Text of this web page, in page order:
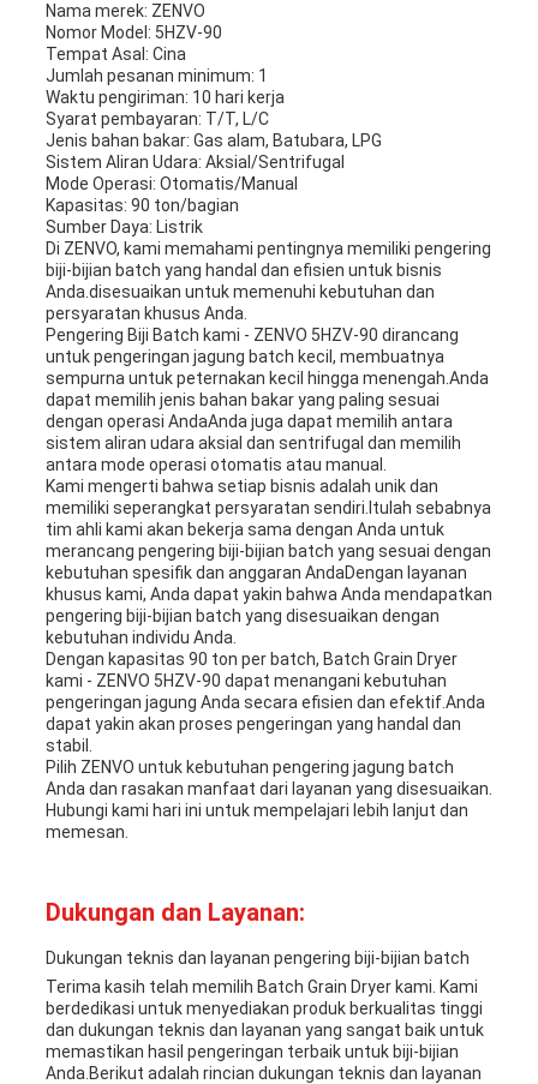
Nama merek: ZENVO
Nomor Model: 5HZV-90
Tempat Asal: Cina
Jumlah pesanan minimum: 1
Waktu pengiriman: 10 hari kerja
Syarat pembayaran: T/T, L/C
Jenis bahan bakar: Gas alam, Batubara, LPG
Sistem Aliran Udara: Aksial/Sentrifugal
Mode Operasi: Otomatis/Manual
Kapasitas: 90 ton/bagian
Sumber Daya: Listrik
Di ZENVO, kami memahami pentingnya memiliki pengering
biji-bijian batch yang handal dan efisien untuk bisnis
Anda.disesuaikan untuk memenuhi kebutuhan dan
persyaratan khusus Anda.
Pengering Biji Batch kami - ZENVO 5HZV-90 dirancang
untuk pengeringan jagung batch kecil, membuatnya
sempurna untuk peternakan kecil hingga menengah.Anda
dapat memilih jenis bahan bakar yang paling sesuai
dengan operasi AndaAnda juga dapat memilih antara
sistem aliran udara aksial dan sentrifugal dan memilih
antara mode operasi otomatis atau manual.
Kami mengerti bahwa setiap bisnis adalah unik dan
memiliki seperangkat persyaratan sendiri.Itulah sebabnya
tim ahli kami akan bekerja sama dengan Anda untuk
merancang pengering biji-bijian batch yang sesuai dengan
kebutuhan spesifik dan anggaran AndaDengan layanan
khusus kami, Anda dapat yakin bahwa Anda mendapatkan
pengering biji-bijian batch yang disesuaikan dengan
kebutuhan individu Anda.
Dengan kapasitas 90 ton per batch, Batch Grain Dryer
kami - ZENVO 5HZV-90 dapat menangani kebutuhan
pengeringan jagung Anda secara efisien dan efektif.Anda
dapat yakin akan proses pengeringan yang handal dan
stabil.
Pilih ZENVO untuk kebutuhan pengering jagung batch
Anda dan rasakan manfaat dari layanan yang disesuaikan.
Hubungi kami hari ini untuk mempelajari lebih lanjut dan
memesan.
Dukungan dan Layanan:
Dukungan teknis dan layanan pengering biji-bijian batch
Terima kasih telah memilih Batch Grain Dryer kami. Kami
berdedikasi untuk menyediakan produk berkualitas tinggi
dan dukungan teknis dan layanan yang sangat baik untuk
memastikan hasil pengeringan terbaik untuk biji-bijian
Anda.Berikut adalah rincian dukungan teknis dan layanan